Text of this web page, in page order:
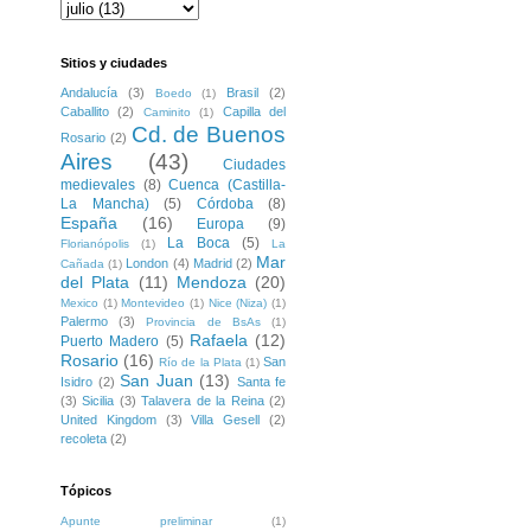
Sitios y ciudades
Andalucía (3) Boedo (1) Brasil
(2)
Caballito
(2) Caminito (1)
Capilla del
Rosario (2) Cd. de Buenos
Aires
(43)
Ciudades
medievales (8) Cuenca (Castilla-
La Mancha)
(5) Córdoba (8)
España (16) Europa (9)
Florianópolis (1) La Boca (5)
La
Cañada (1) London (4) Madrid (2) Mar
del Plata (11) Mendoza (20)
Mexico (1) Montevideo (1) Nice (Niza) (1)
Palermo (3) Provincia de BsAs (1)
Puerto Madero (5) Rafaela (12)
Rosario (16) Río de la Plata (1) San
Isidro (2) San Juan (13) Santa fe
(3) Sicilia (3) Talavera de la Reina (2)
United Kingdom
(3) Villa Gesell
(2)
recoleta (2)
Tópicos
Apunte preliminar (1)